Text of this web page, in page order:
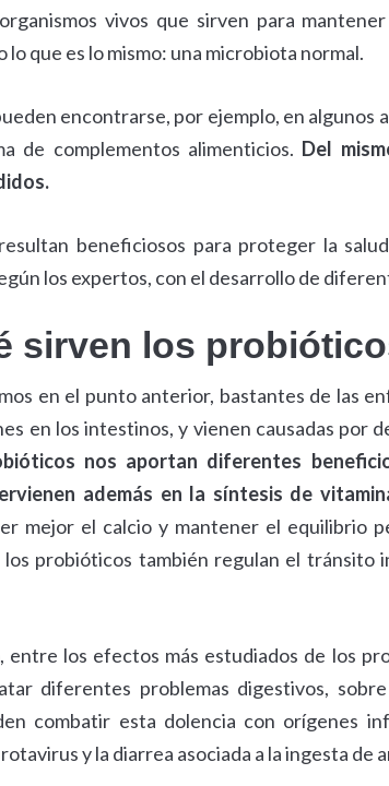
vivos que sirven para
lo que es lo mismo: una microbiota normal.
encontrarse, por ejemplo, en algunos
de complementos alimenticios. Del
beneficiosos para proteger la
los expertos, con el desarrollo de
sirven los
en el punto anterior, bastantes de las
en los intestinos, y vienen causadas por
nos aportan diferentes
además en la síntesis de
mejor el calcio y mantener el equilibrio
los probióticos también regulan el
entre los efectos más estudiados de los
diferentes problemas digestivos,
combatir esta dolencia con orígenes
y la diarrea asociada a la ingesta